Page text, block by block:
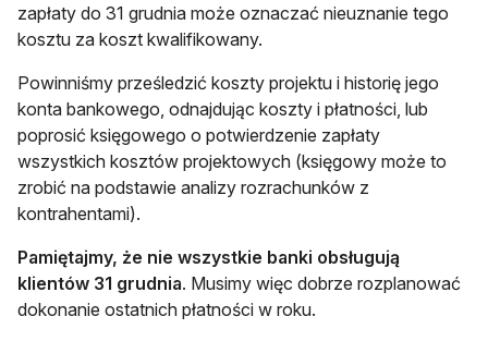
zapłaty do 31 grudnia może oznaczać nieuznanie tego
kosztu za koszt kwalifikowany.
Powinniśmy prześledzić koszty projektu i historię jego
konta bankowego, odnajdując koszty i płatności, lub
poprosić księgowego o potwierdzenie zapłaty
wszystkich kosztów projektowych (księgowy może to
zrobić na podstawie analizy rozrachunków z
kontrahentami).
Pamiętajmy, że nie wszystkie banki obsługują
klientów 31 grudnia. Musimy więc dobrze rozplanować
dokonanie ostatnich płatności w roku.